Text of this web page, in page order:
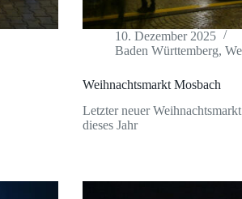
10. Dezember 2025
Baden Württemberg,
Weihnachtsmarkt Mosbach
Letzter neuer
dieses Jahr